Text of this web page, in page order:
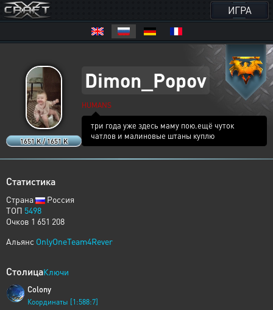
ИГРА
1651 K / 1651 K
Dimon_Popov
HUMANS
три года уже здесь маму пою.ещё чуток
чатлов и малиновые штаны куплю
Статистика
Страна
Россия
ТОП 5498
Очков 1 651 208
Альянс OnlyOneTeam4Rever
СтолицаКлючи
Colony
Координаты [1:588:7]